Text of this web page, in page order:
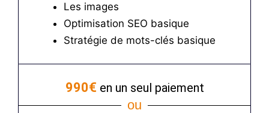
Les images
Optimisation SEO basique
Stratégie de mots-clés basique
990€ en un seul paiement
ou